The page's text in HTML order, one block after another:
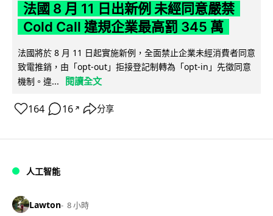
法國 8 月 11 日出新例 未經同意嚴禁
Cold Call 違規企業最高罰 345 萬
法國將於 8 月 11 日起實施新例，全面禁止企業未經消費者同意
致電推銷，由「opt-out」拒接登記制轉為「opt-in」先徵同意
機制。違...
閱讀全文
164 16 ↗ 分享
人工智能
Lawton 8 小時